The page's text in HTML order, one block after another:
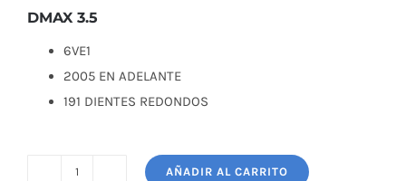
DMAX 3.5
6VE1
2005 EN ADELANTE
191 DIENTES REDONDOS
AÑADIR AL CARRITO